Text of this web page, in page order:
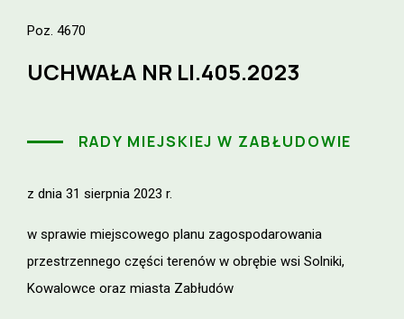
Poz. 4670
UCHWAŁA NR LI.405.2023
RADY MIEJSKIEJ W ZABŁUDOWIE
z dnia 31 sierpnia 2023 r.
w sprawie miejscowego planu zagospodarowania
przestrzennego części terenów w obrębie wsi Solniki,
Kowalowce oraz miasta Zabłudów